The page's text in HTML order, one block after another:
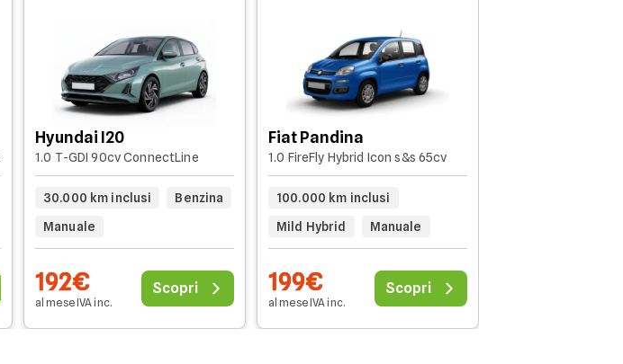
Hyundai I20
1.0 T-GDI 90cv ConnectLine
30.000 km inclusi
Benzina
Manuale
192€
al mese IVA inc.
Scopri
Fiat Pandina
1.0 FireFly Hybrid Icon s&s 65cv
100.000 km inclusi
Mild Hybrid
Manuale
199€
al mese IVA inc.
Scopri